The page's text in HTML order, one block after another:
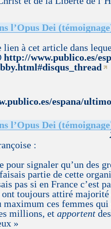
l’Opus Dei
lien à cet article dans
http://www.publico.es/
espana/
l’Opus Dei
:
pour signaler qu’un des
partie de cette
pas si en France c’est
ont toujours attiré
maximum ces femmes
millions, etapportent
»